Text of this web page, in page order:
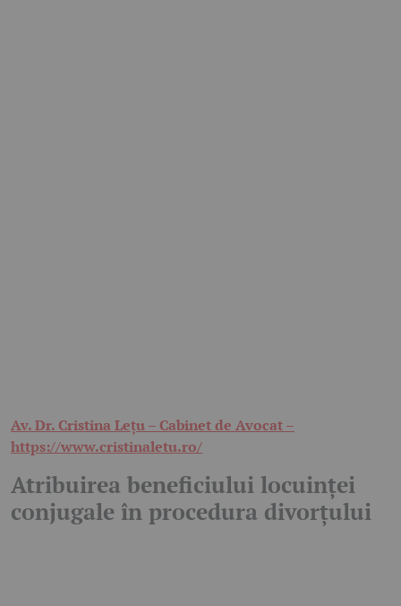
Av. Dr. Cristina Lețu – Cabinet de Avocat –
https://www.cristinaletu.ro/
Atribuirea beneficiului locuinței
conjugale în procedura divorțului